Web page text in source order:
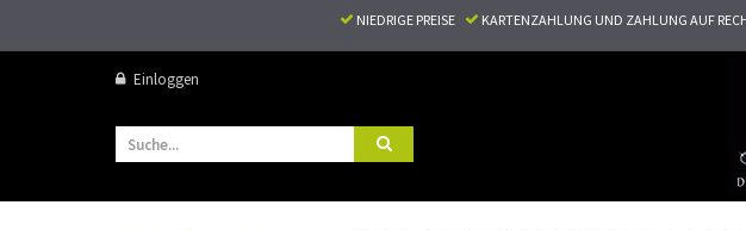
NIEDRIGE PREISE KARTENZAHLUNG UND ZAHLUNG AUF
Einloggen